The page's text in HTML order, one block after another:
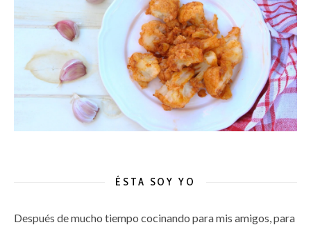
ÉSTA SOY YO
Después de mucho tiempo cocinando para mis amigos, para